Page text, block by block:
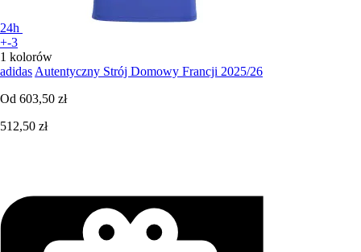
24h
+-3
1 kolorów
adidas Autentyczny Strój Domowy Francji 2025/26
Od 603,50 zł
512,50 zł